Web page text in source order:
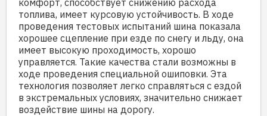
комфорт, способствует снижению расхода
топлива, имеет курсовую устойчивость. В ходе
проведения тестовых испытаний шина показала
хорошее сцепление при езде по снегу и льду, она
имеет высокую проходимость, хорошо
управляется. Такие качества стали возможны в
ходе проведения специальной ошиповки. Эта
технология позволяет легко справляться с ездой
в экстремальных условиях, значительно снижает
воздействие шины на дорогу.